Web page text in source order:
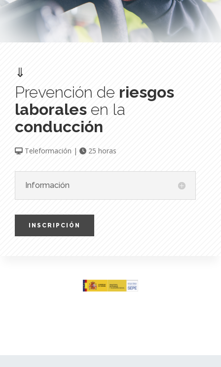
⇓
Prevención de riesgos
laborales en la
conducción
Teleformación | 25 horas
Información
INSCRIPCIÓN